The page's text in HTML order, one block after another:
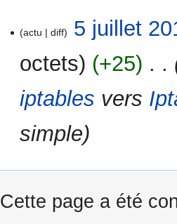
juilletactu diff
5 juillet
octets
+25
iptables vers
simple
Cette page a été